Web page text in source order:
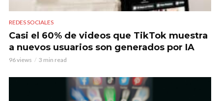
REDES SOCIALES
Casi el 60% de videos que TikTok muestra
a nuevos usuarios son generados por IA
96 views 3 min read